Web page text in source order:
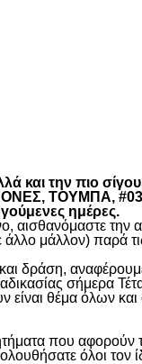
και την πιο
ΤΟΥΜΠΑ,
ημέρες.
την
μάλλον) παρά
δράση,
σήμερα
είναι θέμα όλων
που
όλοι τον